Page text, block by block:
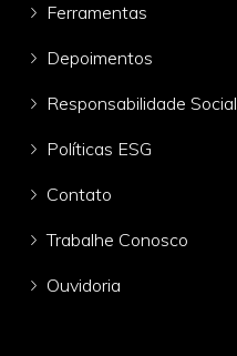
Ferramentas
Depoimentos
Responsabilidade Social
Políticas ESG
Contato
Trabalhe Conosco
Ouvidoria